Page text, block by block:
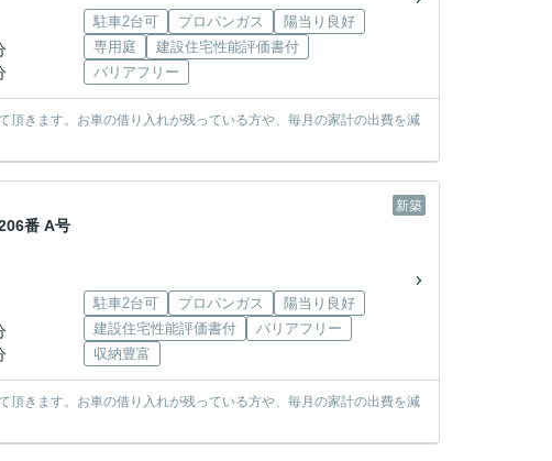
駐車2台可 プロパンガス
陽当り良好
専用庭
建設住宅性能評価書付
バリアフリー
きます。お車の借り入れが残っている方や、毎月の家計の出費を減
新築
番 A号
駐車2台可 プロパンガス
陽当り良好
建設住宅性能評価書付
バリアフリー
収納豊富
きます。お車の借り入れが残っている方や、毎月の家計の出費を減